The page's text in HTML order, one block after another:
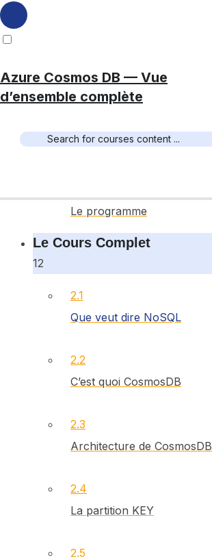
Durée de vie
Expand all sectionsCollapse all sections
Presentation Du Cours
Le programme
Le Cours Complet
12
2.1
Que veut dire NoSQL
2.2
C’est quoi CosmosDB
2.3
Architecture de CosmosDB
2.4
La partition KEY
2.5
Azure Cosmos DB — Vue
d’ensemble complète